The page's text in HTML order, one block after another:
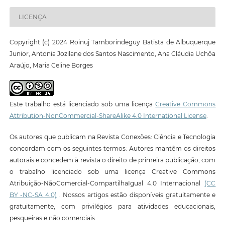
LICENÇA
Copyright (c) 2024 Roinuj Tamborindeguy Batista de Albuquerque
Junior, Antonia Jozilane dos Santos Nascimento, Ana Cláudia Uchôa
Araújo, Maria Celine Borges
Este trabalho está licenciado sob uma licençaCreative Commons
Attribution-NonCommercial-ShareAlike 4.0 International License.
Os autores que publicam na Revista Conexões: Ciência e Tecnologia
concordam com os seguintes termos: Autores mantêm os direitos
autorais e concedem à revista o direito de primeira publicação, com
o trabalho licenciado sob uma licença Creative Commons
Atribuição-NãoComercial-CompartilhaIgual 4.0 Internacional (CC
BY -NC-SA 4.0) . Nossos artigos estão disponíveis gratuitamente e
gratuitamente, com privilégios para atividades educacionais,
pesqueiras e não comerciais.